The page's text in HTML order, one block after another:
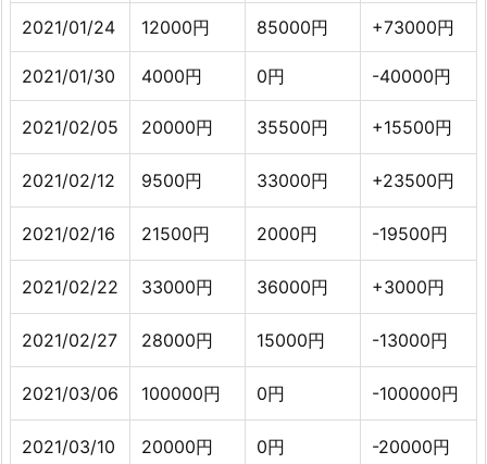
2021/01/24 12000円 85000円 +73000円
2021/01/30 4000円 0円 -40000円
2021/02/05 20000円 35500円 +15500円
2021/02/12 9500円 33000円 +23500円
2021/02/16 21500円 2000円 -19500円
2021/02/22 33000円 36000円 +3000円
2021/02/27 28000円 15000円 -13000円
2021/03/06 100000円 0円 -100000円
2021/03/10 20000円 0円 -20000円